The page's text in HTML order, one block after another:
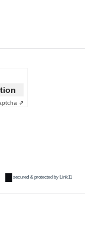
⇗
secured & protected by Link11